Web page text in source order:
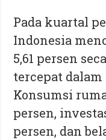
Pada kuartal
Indonesia
5,61 persen
tercepat
Konsumsi
persen,
persen, dan